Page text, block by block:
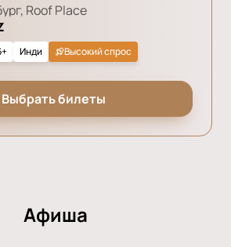
Roof Place
Инди Высокий спрос
Выбрать билеты
Афиша